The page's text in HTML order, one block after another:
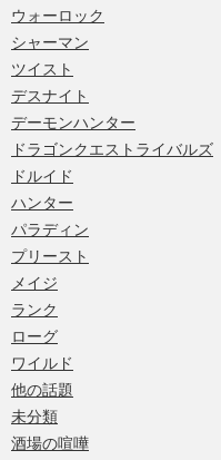
ウォーロック
シャーマン
ツイスト
デスナイト
デーモンハンター
ドラゴンクエストライバルズ
ドルイド
ハンター
パラディン
プリースト
メイジ
ランク
ローグ
ワイルド
他の話題
未分類
酒場の喧嘩